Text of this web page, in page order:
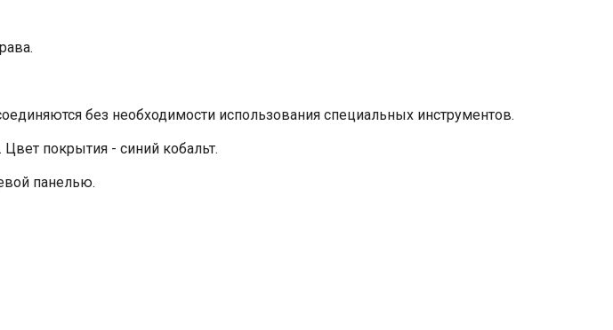
без необходимости использования специальных инструментов.
покрытия - синий кобальт.
панелью.